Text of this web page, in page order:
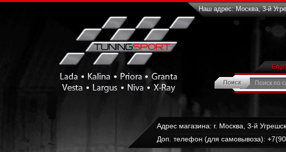
Наш адрес: Москва, 3-й
Адрес магазина: г. Москва, 3-й
Доп. телефон (для самовывоза):